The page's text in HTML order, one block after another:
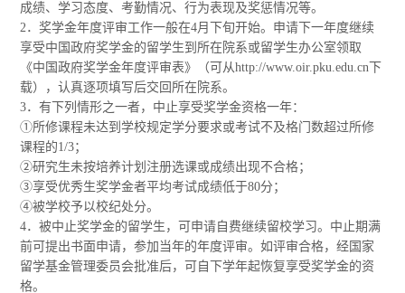
成绩、学习态度、考勤情况、行为表现及奖惩情况等。
2．奖学金年度评审工作一般在4月下旬开始。申请下一年度继续
享受中国政府奖学金的留学生到所在院系或留学生办公室领取
《中国政府奖学金年度评审表》（可从http://www.oir.pku.edu.cn下
载），认真逐项填写后交回所在院系。
3．有下列情形之一者，中止享受奖学金资格一年：
①所修课程未达到学校规定学分要求或考试不及格门数超过所修
课程的1/3；
②研究生未按培养计划注册选课或成绩出现不合格；
③享受优秀生奖学金者平均考试成绩低于80分；
④被学校予以校纪处分。
4．被中止奖学金的留学生，可申请自费继续留校学习。中止期满
前可提出书面申请，参加当年的年度评审。如评审合格，经国家
留学基金管理委员会批准后，可自下学年起恢复享受奖学金的资
格。